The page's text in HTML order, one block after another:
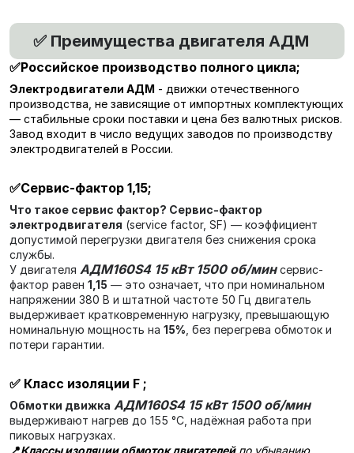
✅ Преимущества двигателя АДМ
✅Российское производство полного цикла;
Электродвигатели АДМ - движки отечественного
производства, не зависящие от импортных комплектующих
— стабильные сроки поставки и цена без валютных рисков.
Завод входит в число ведущих заводов по производству
электродвигателей в России.
✅Сервис-фактор 1,15;
Что такое сервис фактор? Сервис-фактор
электродвигателя (service factor, SF) — коэффициент
допустимой перегрузки двигателя без снижения срока
службы.
У двигателя АДМ160S4 15 кВт 1500 об/минсервис-
фактор равен 1,15 — это означает, что при номинальном
напряжении 380 В и штатной частоте 50 Гц двигатель
выдерживает кратковременную нагрузку, превышающую
номинальную мощность на 15% , без перегрева обмоток и
потери гарантии.
✅ Класс изоляции F ;
Обмотки движка АДМ160S4 15 кВт 1500 об/мин
выдерживают нагрев до 155 °C, надёжная работа при
пиковых нагрузках.